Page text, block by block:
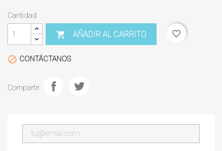
Cantidad
 AÑADIR AL CARRITO favorite_border
 CONTÁCTANOS
Compartir